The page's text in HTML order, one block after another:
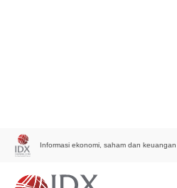
Informasi ekonomi, saham dan